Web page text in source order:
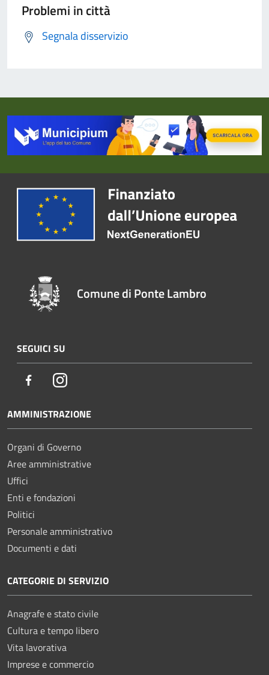
Problemi in città
Segnala disservizio
Comune di Ponte Lambro
SEGUICI SU
FacebookInstagram
AMMINISTRAZIONE
Organi di Governo
Aree amministrative
Uffici
Enti e fondazioni
Politici
Personale amministrativo
Documenti e dati
CATEGORIE DI SERVIZIO
Anagrafe e stato civile
Cultura e tempo libero
Vita lavorativa
Imprese e commercio